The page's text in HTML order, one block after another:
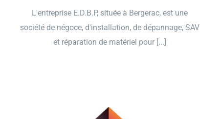
L'entreprise E.D.B.P, située à Bergerac, est une
société de négoce, d'installation, de dépannage, SAV
et réparation de matériel pour [...]